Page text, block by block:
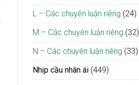
L – Các chuyên luận riêng (24)
M – Các chuyên luận riêng (32)
N – Các chuyên luận riêng (33)
Nhịp cầu nhân ái(449)